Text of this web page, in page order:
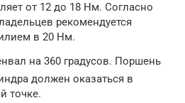
от 12 до 18 Нм. Согласно
рекомендуется
в 20 Нм.
на 360 градусов. Поршень
должен оказаться в
точке.